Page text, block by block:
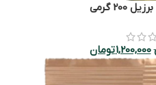
گرمی
1,200,000تومان